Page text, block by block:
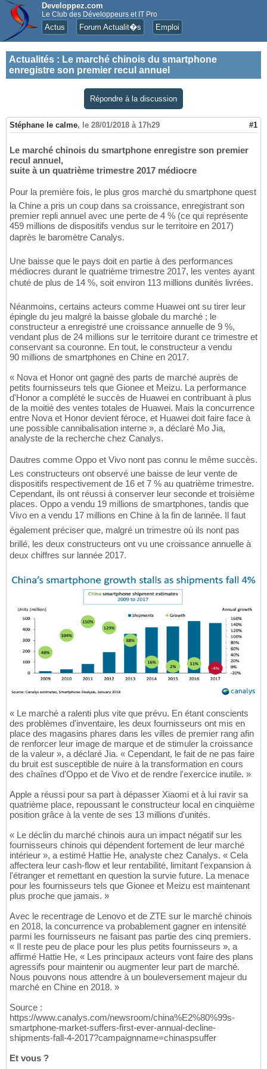
Developpez.com
Le Club des Développeurs et IT Pro
Actus Forum Actualit�s Emploi
Actualités : Le marché chinois du smartphone
enregistre son premier recul annuel
Répondre à la discussion
Stéphane le calme, le 28/01/2018 à 17h29 #1
Le marché chinois du smartphone enregistre son premier
recul annuel,
suite à un quatrième trimestre 2017 médiocre
Pour la première fois, le plus gros marché du smartphone quest
la Chine a pris un coup dans sa croissance, enregistrant son
premier repli annuel avec une perte de 4 % (ce qui représente
459 millions de dispositifs vendus sur le territoire en 2017)
daprès le baromètre Canalys.
Une baisse que le pays doit en partie à des performances
médiocres durant le quatrième trimestre 2017, les ventes ayant
chuté de plus de 14 %, soit environ 113 millions dunités livrées.
Néanmoins, certains acteurs comme Huawei ont su tirer leur
épingle du jeu malgré la baisse globale du marché ; le
constructeur a enregistré une croissance annuelle de 9 %,
vendant plus de 24 millions sur le territoire durant ce trimestre et
conservant sa couronne. En tout, le constructeur a vendu
90 millions de smartphones en Chine en 2017.
« Nova et Honor ont gagné des parts de marché auprès de
petits fournisseurs tels que Gionee et Meizu. La performance
d'Honor a complété le succès de Huawei en contribuant à plus
de la moitié des ventes totales de Huawei. Mais la concurrence
entre Nova et Honor devient féroce, et Huawei doit faire face à
une possible cannibalisation interne », a déclaré Mo Jia,
analyste de la recherche chez Canalys.
Dautres comme Oppo et Vivo nont pas connu le même succès.
Les constructeurs ont observé une baisse de leur vente de
dispositifs respectivement de 16 et 7 % au quatrième trimestre.
Cependant, ils ont réussi à conserver leur seconde et troisième
places. Oppo a vendu 19 millions de smartphones, tandis que
Vivo en a vendu 17 millions en Chine à la fin de lannée. Il faut
également préciser que, malgré un trimestre où ils nont pas
brillé, les deux constructeurs ont vu une croissance annuelle à
deux chiffres sur lannée 2017.
« Le marché a ralenti plus vite que prévu. En étant conscients
des problèmes d'inventaire, les deux fournisseurs ont mis en
place des magasins phares dans les villes de premier rang afin
de renforcer leur image de marque et de stimuler la croissance
de la valeur », a déclaré Jia. « Cependant, le fait de ne pas faire
du bruit est susceptible de nuire à la transformation en cours
des chaînes d'Oppo et de Vivo et de rendre l'exercice inutile. »
Apple a réussi pour sa part à dépasser Xiaomi et à lui ravir sa
quatrième place, repoussant le constructeur local en cinquième
position grâce à la vente de ses 13 millions d'unités.
« Le déclin du marché chinois aura un impact négatif sur les
fournisseurs chinois qui dépendent fortement de leur marché
intérieur », a estimé Hattie He, analyste chez Canalys. « Cela
affectera leur cash-flow et leur rentabilité, limitant l'expansion à
l'étranger et remettant en question la survie future. La menace
pour les fournisseurs tels que Gionee et Meizu est maintenant
plus proche que jamais. »
Avec le recentrage de Lenovo et de ZTE sur le marché chinois
en 2018, la concurrence va probablement gagner en intensité
parmi les fournisseurs ne faisant pas partie des cinq premiers.
« Il reste peu de place pour les plus petits fournisseurs », a
affirmé Hattie He, « Les principaux acteurs vont faire des plans
agressifs pour maintenir ou augmenter leur part de marché.
Nous pouvons nous attendre à un bouleversement majeur du
marché en Chine en 2018. »
Source :
https://www.canalys.com/newsroom/china%E2%80%99s-
smartphone-market-suffers-first-ever-annual-decline-
shipments-fall-4-2017?campaignname=chinaspsuffer
Et vous ?